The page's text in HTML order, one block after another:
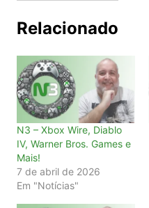
Relacionado
N3 – Xbox Wire, Diablo
IV, Warner Bros. Games e
Mais!
7 de abril de 2026
Em "Notícias"